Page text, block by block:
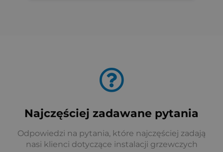
Najczęściej zadawane pytania
Odpowiedzi na pytania, które najczęściej zadają
nasi klienci dotyczące instalacji grzewczych